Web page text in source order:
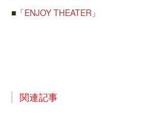
■「ENJOY THEATER 」
関連記事